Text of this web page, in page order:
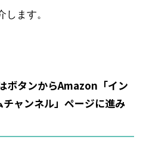
ます。
ボタンからAmazon「イン
チャンネル」ページに進み